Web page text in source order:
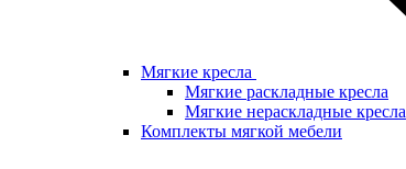
Мягкие кресла
Мягкие раскладные кресла
Мягкие нераскладные кресла
Комплекты мягкой мебели